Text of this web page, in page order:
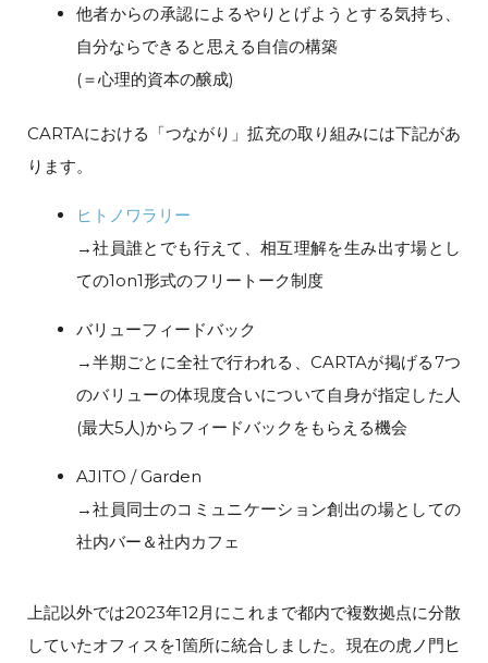
他者からの承認によるやりとげようとする気持ち、
自分ならできると思える自信の構築
(＝心理的資本の醸成)
CARTAにおける「つながり」拡充の取り組みには下記があ
ります。
ヒトノワラリー
→社員誰とでも行えて、相互理解を生み出す場とし
ての1on1形式のフリートーク制度
バリューフィードバック
→半期ごとに全社で行われる、CARTAが掲げる7つ
のバリューの体現度合いについて自身が指定した人
(最大5人)からフィードバックをもらえる機会
AJITO / Garden
→社員同士のコミュニケーション創出の場としての
社内バー＆社内カフェ
上記以外では2023年12月にこれまで都内で複数拠点に分散
していたオフィスを1箇所に統合しました。現在の虎ノ門ヒ